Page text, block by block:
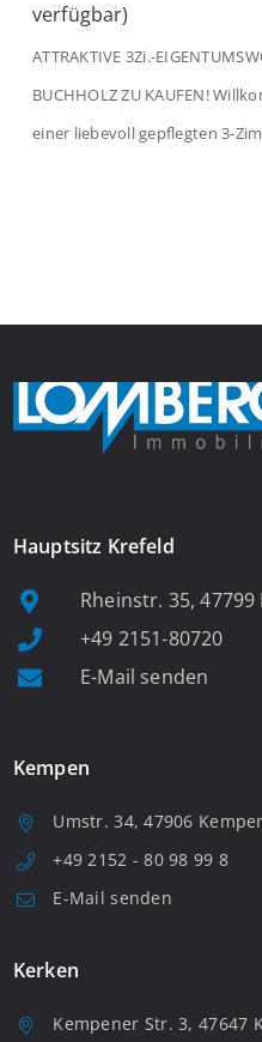
verfügbar)
ATTRAKTIVE 3Zi.-
BUCHHOLZ ZU KAUFEN!
einer liebevoll gepflegten 3-
Hauptsitz Krefeld
Rheinstr. 35, 47799
+49 2151-80720
E-Mail senden
Kempen
Umstr. 34, 47906
+49 2152 - 80 98 99 8
E-Mail senden
Kerken
Kempener Str. 3, 47647